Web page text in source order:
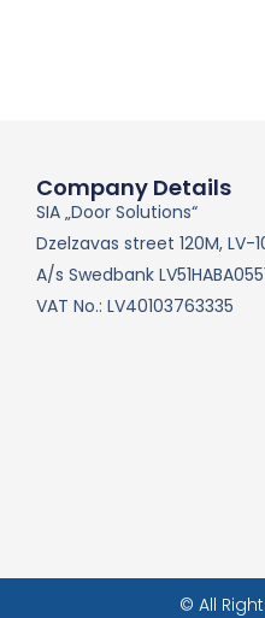
Company Details
SIA „Door Solutions“
Dzelzavas street 120M, LV-
A/s Swedbank
VAT No.: LV40103763335
© All